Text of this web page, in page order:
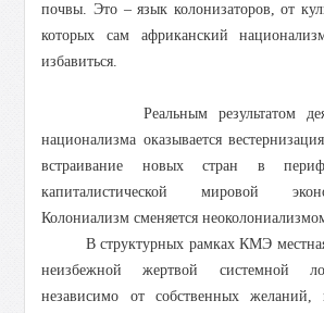
почвы. Это – язык колонизаторов, от
которых сам африканский
избавиться.
Реальным результатом
национализма оказывается
встраивание новых стран в
капиталистической мировой
Колониализм сменяется
В структурных рамках КМЭ местная
неизбежной жертвой системной
независимо от собственных желаний,